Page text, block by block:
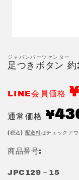
ダ
ル
デ
ア
(1)
を
く
ジャパンパーツセンター
足つきボタン
LINE会員価格 ¥
通常価格
通
常
価
¥
(税込) 配送料はチェックア
商品番号:
JPC129－15